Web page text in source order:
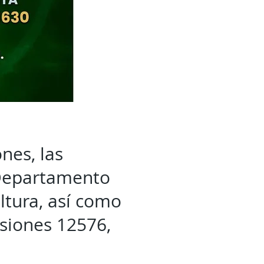
las
así como
12576,